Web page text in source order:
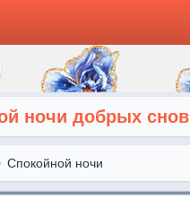
ночи добрых снов
Спокойной ночи